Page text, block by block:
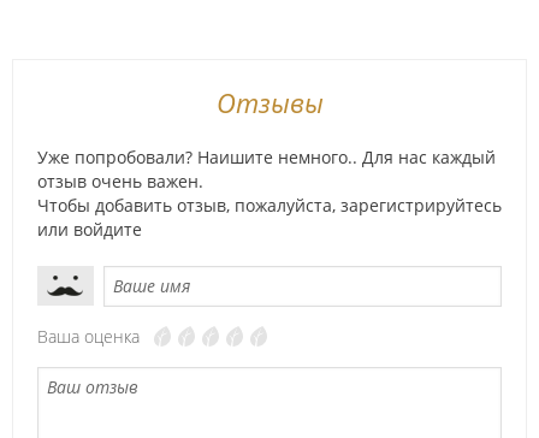
Отзывы
Уже попробовали? Наишите немного.. Для нас каждый
отзыв очень важен.
Чтобы добавить отзыв, пожалуйста, зарегистрируйтесь
или войдите
Ваша оценка